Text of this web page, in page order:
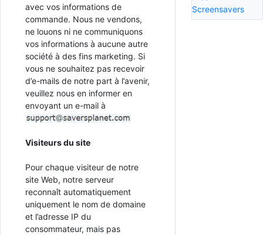
avec vos informations de
commande. Nous ne vendons,
ne louons ni ne communiquons
vos informations à aucune autre
société à des fins marketing. Si
vous ne souhaitez pas recevoir
d’e-mails de notre part à l’avenir,
veuillez nous en informer en
envoyant un e-mail à
Visiteurs du site
Pour chaque visiteur de notre
site Web, notre serveur
reconnaît automatiquement
uniquement le nom de domaine
et l’adresse IP du
consommateur, mais pas
Screensavers